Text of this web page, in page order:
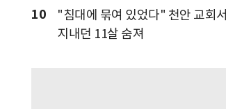
10
"침대에 묶여 있었다" 천안 교회서
지내던 11살 숨져